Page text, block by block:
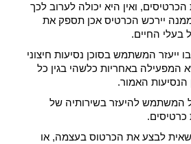
ואין היא יכולה לערוב לכך
יירכש הכרטיס אכן תספק את
בעלי החיים.
ייעזר המשתמש בסוכן נסיעות חיצוני
המפעילה באחריות כלשהי בגין כל
האמור.
המשתמש להיעזר בשירותיה של
לבצע את הכרטוס בעצמה, או